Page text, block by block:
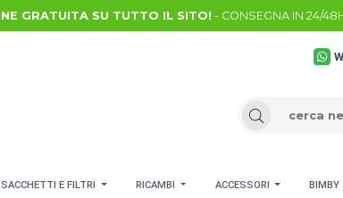
GRATUITA SU TUTTO IL SITO! - CONSEGNA IN 24/
SACCHETTI E FILTRI RICAMBI ACCESSORI BIMBY